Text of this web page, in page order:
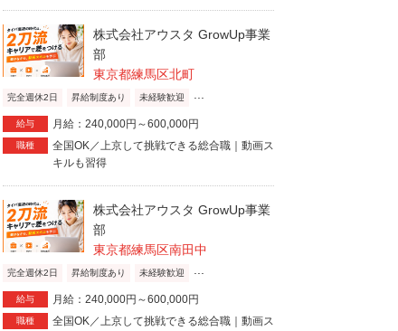
株式会社アウスタ GrowUp事業
部
東京都練馬区北町
完全週休2日 昇給制度あり 未経験歓迎
給与 月給：240,000円～600,000円
職種
全国OK／上京して挑戦できる総合職｜動画ス
キルも習得
株式会社アウスタ GrowUp事業
部
東京都練馬区南田中
完全週休2日 昇給制度あり 未経験歓迎
給与 月給：240,000円～600,000円
職種
全国OK／上京して挑戦できる総合職｜動画ス